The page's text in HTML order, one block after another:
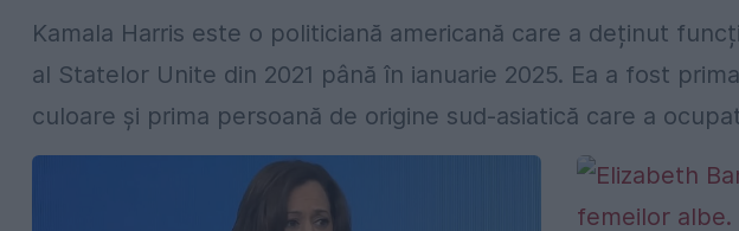
Zilei
Kamala Harris este o politiciană americană care a deținut
al Statelor Unite din 2021 până în ianuarie 2025. Ea a fost
culoare și prima persoană de origine sud-asiatică care a